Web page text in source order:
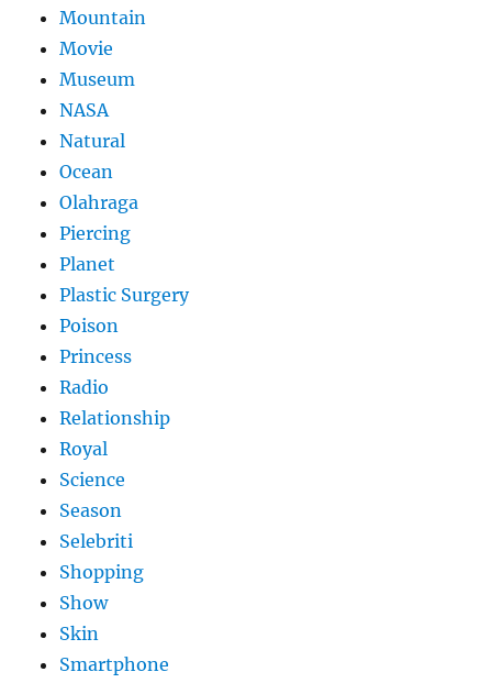
Mountain
Movie
Museum
NASA
Natural
Ocean
Olahraga
Piercing
Planet
Plastic Surgery
Poison
Princess
Radio
Relationship
Royal
Science
Season
Selebriti
Shopping
Show
Skin
Smartphone